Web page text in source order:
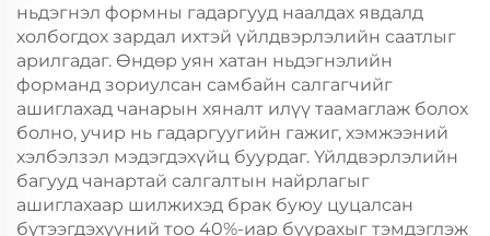
ньдэгнэл формны гадаргууд наалдах явдалд
холбогдох зардал ихтэй үйлдвэрлэлийн саатлыг
арилгадаг. Өндөр уян хатан ньдэгнэлийн
форманд зориулсан самбайн салгагчийг
ашиглахад чанарын хяналт илүү таамаглаж болох
болно, учир нь гадаргуугийн гажиг, хэмжээний
хэлбэлзэл мэдэгдэхүйц буурдаг. Үйлдвэрлэлийн
багууд чанартай салгалтын найрлагыг
ашиглахаар шилжихэд брак буюу цуцалсан
бүтээгдэхүүний тоо 40%-иар буурахыг тэмдэглэж